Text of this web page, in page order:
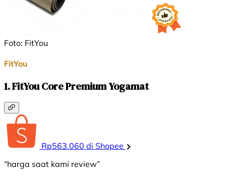
Foto: FitYou
FitYou
1. FitYou Core Premium Yogamat
Rp563.060 di Shopee
“harga saat kami review”